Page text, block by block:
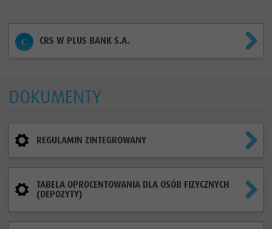
CRS W PLUS BANK S.A.
DOKUMENTY
REGULAMIN ZINTEGROWANY
TABELA OPROCENTOWANIA DLA OSÓB FIZYCZNYCH
(DEPOZYTY)